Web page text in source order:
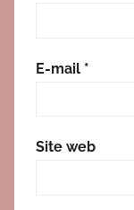
E-mail *
Site web